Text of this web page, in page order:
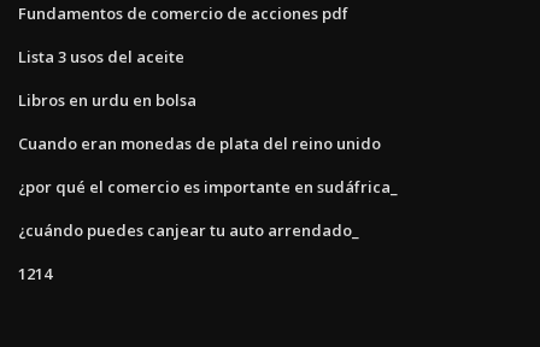
Fundamentos de comercio de acciones pdf
Lista 3 usos del aceite
Libros en urdu en bolsa
Cuando eran monedas de plata del reino unido
¿por qué el comercio es importante en sudáfrica_
¿cuándo puedes canjear tu auto arrendado_
1214